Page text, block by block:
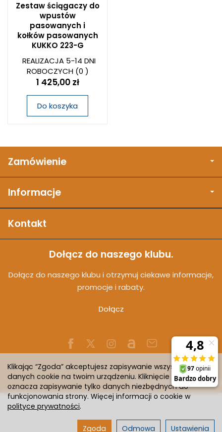
Zestaw ściągaczy do
wpustów
pasowanych i
kołków pasowanych
KUKKO 223-G
REALIZACJA 5-14 DNI
ROBOCZYCH(0 )
1 425,00 zł
Do koszyka
Zamówienie
Informacje
Kontakt
Dołącz do naszego klubu.
Dołącz do naszego klubu i otrzymuj ciekawe informacje,
promocje i rabaty.
Dołącz
Sklep internetowy SOTESHOP AI
Klikając “Zgoda” akceptujesz zapisywanie wszystkich
danych cookie na twoim urządzeniu. Kliknięcie “Odmowa”
oznacza zapisywanie tylko danych niezbędnych do
funkcjonowania strony. Więcej informacji o cookie w
polityce prywatności.
Ustawienia
Odmowa
Zgoda